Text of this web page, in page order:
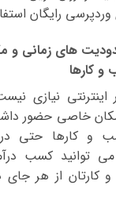
رایگان
های زمانی و
و کارها
نیازی
خاصی حضور
و کارها حتی
توانید کسب
از هر جای